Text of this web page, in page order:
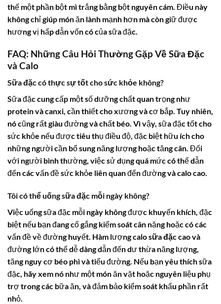
thế một phần bột mì trắng bằng bột nguyên cám. Điều này
không chỉ giúp món ăn lành mạnh hơn mà còn giữ được
hương vị hấp dẫn vốn có của sữa đặc.
FAQ: Những Câu Hỏi Thường Gặp Về Sữa Đặc
và Calo
Sữa đặc có thực sự tốt cho sức khỏe không?
Sữa đặc cung cấp một số dưỡng chất quan trọng như
protein và canxi, cần thiết cho xương và cơ bắp. Tuy nhiên,
nó cũng rất giàu đường và chất béo. Vì vậy, sữa đặc tốt cho
sức khỏe nếu được tiêu thụ điều độ, đặc biệt hữu ích cho
những người cần bổ sung năng lượng hoặc tăng cân. Đối
với người bình thường, việc sử dụng quá mức có thể dẫn
đến các vấn đề sức khỏe liên quan đến đường và calo cao.
Tôi có thể uống sữa đặc mỗi ngày không?
Việc uống sữa đặc mỗi ngày không được khuyến khích, đặc
biệt nếu bạn đang cố gắng kiểm soát cân nặng hoặc có các
vấn đề về đường huyết. Hàm lượngcalo sữa đặccao và
đường lớn có thể dễ dàng dẫn đến dư thừa năng lượng,
tăng nguy cơ béo phì và tiểu đường. Nếu bạn yêu thích sữa
đặc, hãy xem nó như một món ăn vặt hoặc nguyên liệu phụ
trợ trong các bữa ăn, và đảm bảo kiểm soát khẩu phần rất
nhỏ.